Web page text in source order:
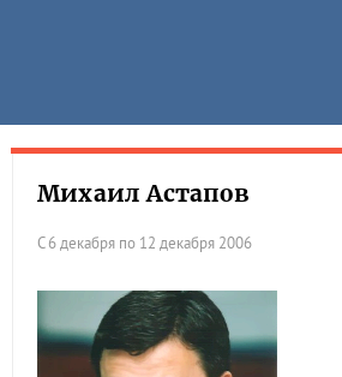
Михаил Астапов
С 6 декабря по 12 декабря 2006